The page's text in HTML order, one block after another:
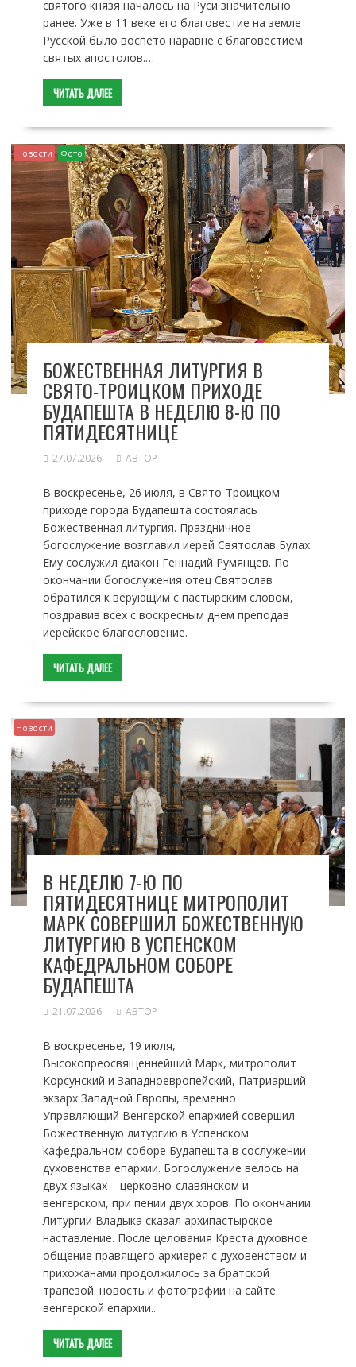
святого князя началось на Руси значительно
ранее. Уже в 11 веке его благовестие на земле
Русской было воспето наравне с благовестием
святых апостолов.…
ЧИТАТЬ ДАЛЕЕ
Новости Фото
БОЖЕСТВЕННАЯ ЛИТУРГИЯ В
СВЯТО-ТРОИЦКОМ ПРИХОДЕ
БУДАПЕШТА В НЕДЕЛЮ 8-Ю ПО
ПЯТИДЕСЯТНИЦЕ
27.07.2026 АВТОР
В воскресенье, 26 июля, в Свято-Троицком
приходе города Будапешта состоялась
Божественная литургия. Праздничное
богослужение возглавил иерей Святослав Булах.
Ему сослужил диакон Геннадий Румянцев. По
окончании богослужения отец Святослав
обратился к верующим с пастырским словом,
поздравив всех с воскресным днем преподав
иерейское благословение.
ЧИТАТЬ ДАЛЕЕ
Новости
В НЕДЕЛЮ 7-Ю ПО
ПЯТИДЕСЯТНИЦЕ МИТРОПОЛИТ
МАРК СОВЕРШИЛ БОЖЕСТВЕННУЮ
ЛИТУРГИЮ В УСПЕНСКОМ
КАФЕДРАЛЬНОМ СОБОРЕ
БУДАПЕШТА
21.07.2026 АВТОР
В воскресенье, 19 июля,
Высокопреосвященнейший Марк, митрополит
Корсунский и Западноевропейский, Патриарший
экзарх Западной Европы, временно
Управляющий Венгерской епархией совершил
Божественную литургию в Успенском
кафедральном соборе Будапешта в сослужении
духовенства епархии. Богослужение велось на
двух языках – церковно-славянском и
венгерском, при пении двух хоров. По окончании
Литургии Владыка сказал архипастырское
наставление. После целования Креста духовное
общение правящего архиерея с духовенством и
прихожанами продолжилось за братской
трапезой. новость и фотографии на сайте
венгерской епархии..
ЧИТАТЬ ДАЛЕЕ